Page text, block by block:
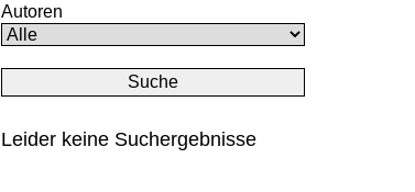
Autoren
Leider keine Suchergebnisse